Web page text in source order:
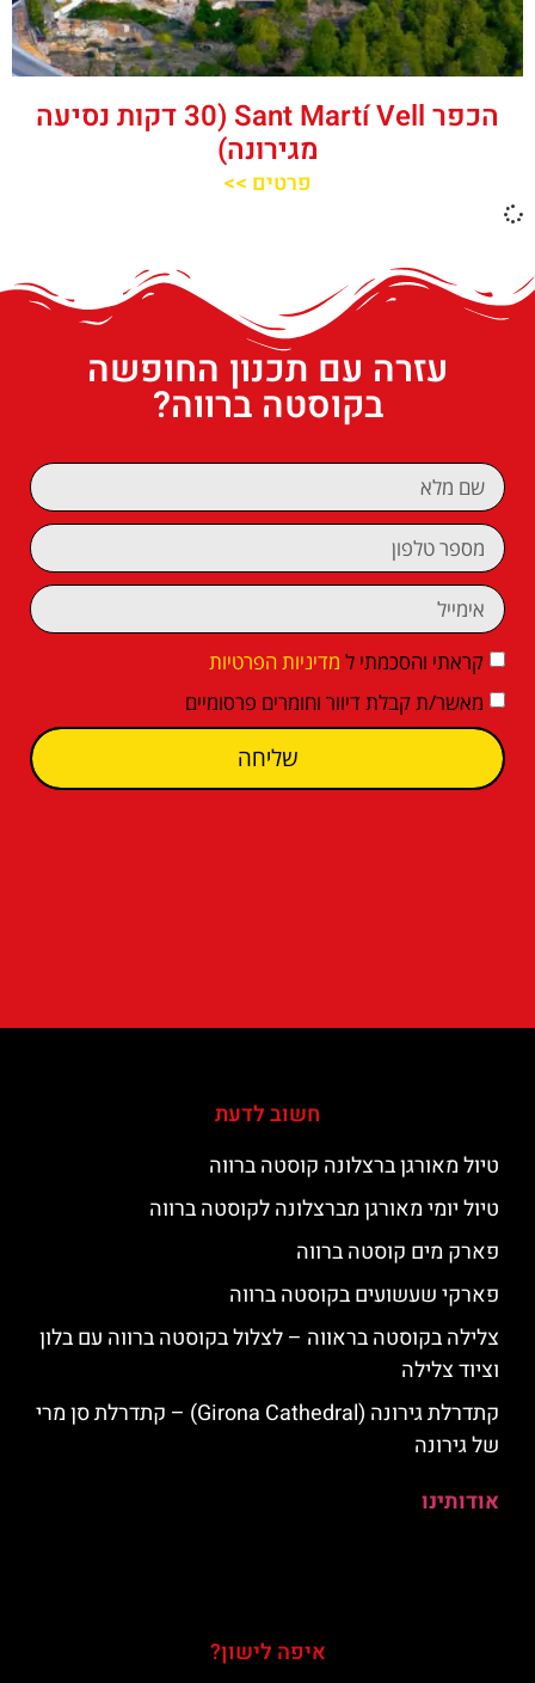
הכפר Sant Martí Vell (30 דקות נסיעה
מגירונה)
פרטים >>
עזרה עם תכנון החופשה
בקוסטה ברווה?
קראתי והסכמתי ל מדיניות הפרטיות
מאשר/ת קבלת דיוור וחומרים פרסומיים
שליחה
חשוב לדעת
טיול מאורגן ברצלונה קוסטה ברווה
טיול יומי מאורגן מברצלונה לקוסטה ברווה
פארק מים קוסטה ברווה
פארקי שעשועים בקוסטה ברווה
צלילה בקוסטה בראווה – לצלול בקוסטה ברווה עם בלון
וציוד צלילה
קתדרלת גירונה (Girona Cathedral) – קתדרלת סן מרי
של גירונה
אודותינו
איפה לישון?